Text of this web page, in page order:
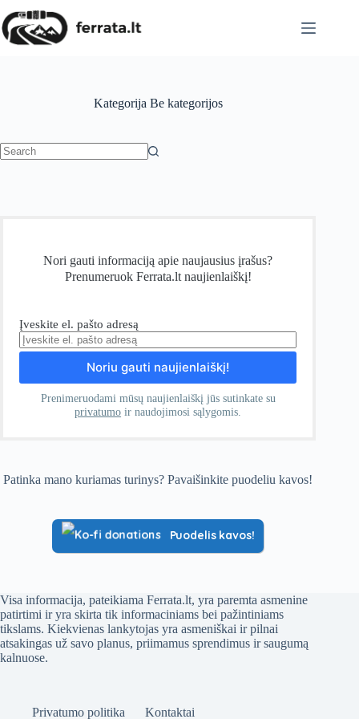
to
content
Kategorija Be kategorijos
Nori gauti informaciją apie naujausius įrašus?
Prenumeruok Ferrata.lt naujienlaiškį!
Įveskite el. pašto adresą
Prenimeruodami mūsų naujienlaiškį jūs sutinkate su
privatumo ir naudojimosi sąlygomis.
Patinka mano kuriamas turinys? Pavaišinkite puodeliu kavos!
Puodelis kavos!
Visa informacija, pateikiama Ferrata.lt, yra paremta asmenine
patirtimi ir yra skirta tik informaciniams bei pažintiniams
tikslams. Kiekvienas lankytojas yra asmeniškai ir pilnai
atsakingas už savo planus, priimamus sprendimus ir saugumą
kalnuose.
Privatumo politika Kontaktai